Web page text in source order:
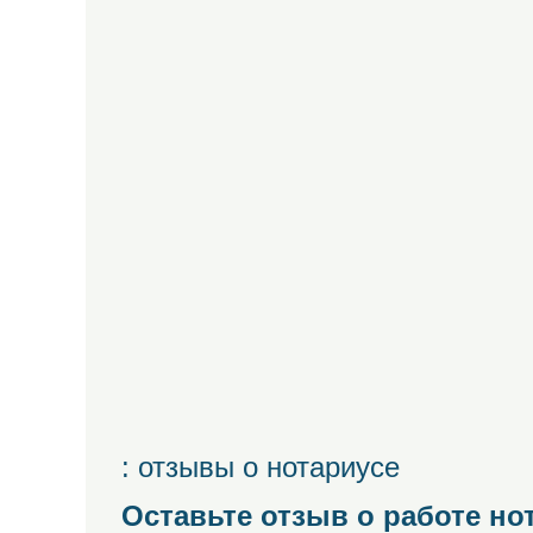
: отзывы о нотариусе
Оставьте отзыв о работе